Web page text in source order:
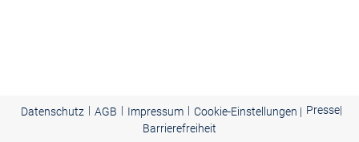
Datenschutz | AGB | Impressum | Cookie-Einstellungen | Presse|
Barrierefreiheit